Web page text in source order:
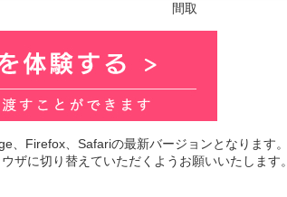
間取
Firefox、Safariの最新バージョンとなります。
ザに切り替えていただくようお願いいたします。